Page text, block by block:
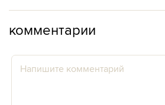
комментарии